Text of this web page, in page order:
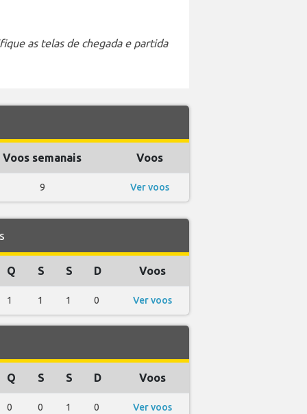
as telas de chegada e partida
Voos semanais Voos
9 Ver voos
Q S S D Voos
1 1 1 0 Ver voos
Q S S D Voos
0 0 1 0 Ver voos